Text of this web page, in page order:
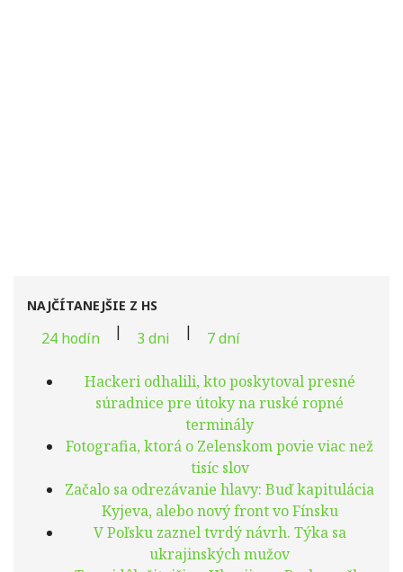
NAJČÍTANEJŠIE Z HS
24 hodín | 3 dni | 7 dní
Hackeri odhalili, kto poskytoval presné
súradnice pre útoky na ruské ropné
terminály
Fotografia, ktorá o Zelenskom povie viac než
tisíc slov
Začalo sa odrezávanie hlavy: Buď kapitulácia
Kyjeva, alebo nový front vo Fínsku
V Poľsku zaznel tvrdý návrh. Týka sa
ukrajinských mužov